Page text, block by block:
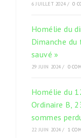
6 JUILLET 2024 / 0
Homélie du
Dimanche du
sauvé »
29 JUIN 2024 / 0
Homélie du
Ordinaire B,
sommes
22 JUIN 2024 / 1